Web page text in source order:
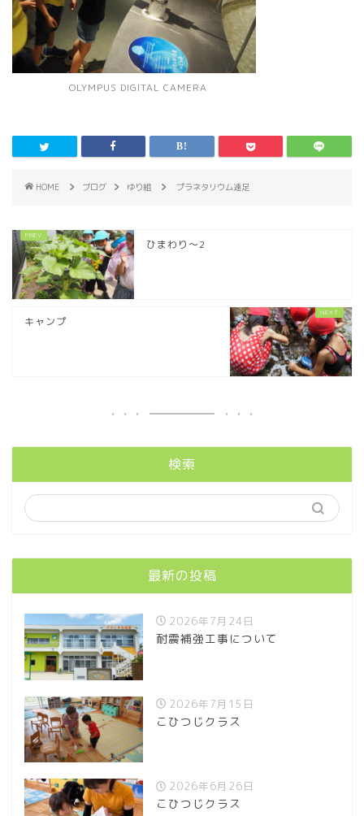
OLYMPUS DIGITAL CAMERA
HOME ブログ ゆり組 プラネタリウム遠足
ひまわり～2
キャンプ
検索
最新の投稿
2026年7月24日
耐震補強工事について
2026年7月15日
こひつじクラス
2026年6月26日
こひつじクラス